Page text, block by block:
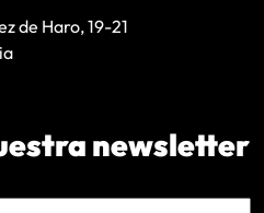
de Haro, 19-21
newsletter